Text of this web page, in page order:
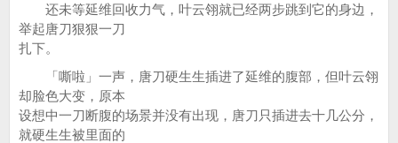
还未等延维回收力气，叶云翎就已经两步跳到它的身边，
举起唐刀狠狠一刀
扎下。
「嘶啦」一声，唐刀硬生生插进了延维的腹部，但叶云翎
却脸色大变，原本
设想中一刀断腹的场景并没有出现，唐刀只插进去十几公分，
就硬生生被里面的